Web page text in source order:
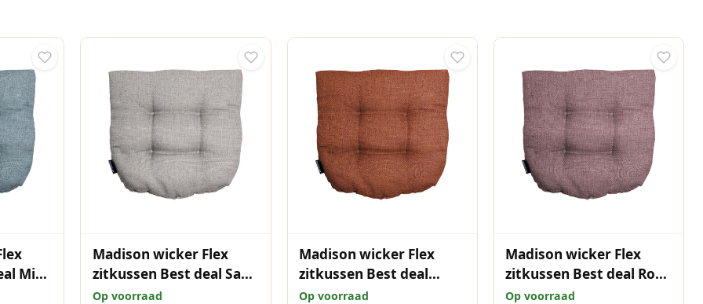
Mint
Madison wicker Flex
zitkussen Best deal Sand
46x46 cm
Op voorraad
Madison wicker Flex
zitkussen Best deal
Terra 46x46 cm
Op voorraad
Madison wicker Flex
zitkussen Best deal Rose
46x46 cm
Op voorraad